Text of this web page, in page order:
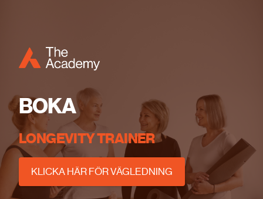
BOKA
LONGEVITY TRAINER
KLICKA HÄR FÖR VÄGLEDNING